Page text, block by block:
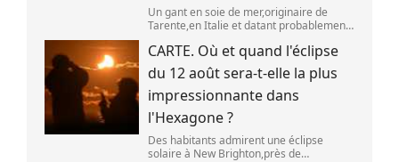
Un gant en soie de mer,originaire de
Tarente,en Italie et datant probablement
JOHN HILL)
CARTE. Où et quand l'éclipse
du 12 août sera-t-elle la plus
impressionnante dans
l'Hexagone ?
Des habitants admirent une éclipse
solaire à New Brighton,près de